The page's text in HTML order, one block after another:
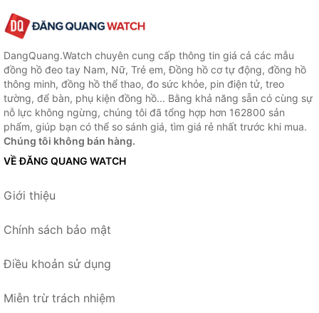
DangQuang.Watch chuyên cung cấp thông tin giá cả các mẫu
đồng hồ đeo tay Nam, Nữ, Trẻ em, Đồng hồ cơ tự động, đồng hồ
thông minh, đồng hồ thể thao, đo sức khỏe, pin điện tử, treo
tường, để bàn, phụ kiện đồng hồ... Bằng khả năng sẵn có cùng sự
nỗ lực không ngừng, chúng tôi đã tổng hợp hơn 162800 sản
phẩm, giúp bạn có thể so sánh giá, tìm giá rẻ nhất trước khi mua.
Chúng tôi không bán hàng.
VỀ ĐĂNG QUANG WATCH
Giới thiệu
Chính sách bảo mật
Điều khoản sử dụng
Miễn trừ trách nhiệm